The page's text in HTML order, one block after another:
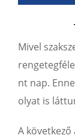
Mivel
nt nap.
olyat is
A